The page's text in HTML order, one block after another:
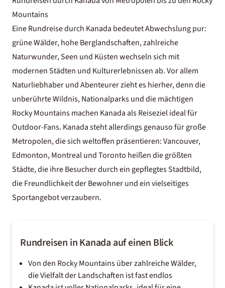
Mountains
Eine Rundreise durch Kanada bedeutet Abwechslung pur:
grüne Wälder, hohe Berglandschaften, zahlreiche
Naturwunder, Seen und Küsten wechseln sich mit
modernen Städten und Kulturerlebnissen ab. Vor allem
Naturliebhaber und Abenteurer zieht es hierher, denn die
unberührte Wildnis, Nationalparks und die mächtigen
Rocky Mountains machen Kanada als Reiseziel ideal für
Outdoor-Fans. Kanada steht allerdings genauso für große
Metropolen, die sich weltoffen präsentieren: Vancouver,
Edmonton, Montreal und Toronto heißen die größten
Städte, die ihre Besucher durch ein gepflegtes Stadtbild,
die Freundlichkeit der Bewohner und ein vielseitiges
Sportangebot verzaubern.
Rundreisen in Kanada auf einen Blick
Von den Rocky Mountains über zahlreiche Wälder,
die Vielfalt der Landschaften ist fast endlos